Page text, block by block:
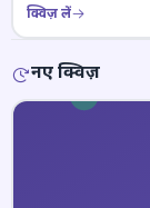
क्विज़ लें
नए क्विज़